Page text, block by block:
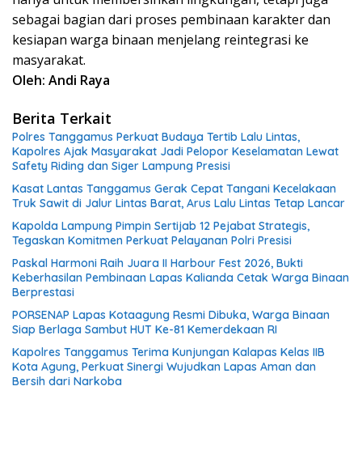
sebagai bagian dari proses pembinaan karakter dan
kesiapan warga binaan menjelang reintegrasi ke
masyarakat.
Oleh: Andi Raya
Berita Terkait
Polres Tanggamus Perkuat Budaya Tertib Lalu Lintas,
Kapolres Ajak Masyarakat Jadi Pelopor Keselamatan Lewat
Safety Riding dan Siger Lampung Presisi
Kasat Lantas Tanggamus Gerak Cepat Tangani Kecelakaan
Truk Sawit di Jalur Lintas Barat, Arus Lalu Lintas Tetap Lancar
Kapolda Lampung Pimpin Sertijab 12 Pejabat Strategis,
Tegaskan Komitmen Perkuat Pelayanan Polri Presisi
Paskal Harmoni Raih Juara II Harbour Fest 2026, Bukti
Keberhasilan Pembinaan Lapas Kalianda Cetak Warga Binaan
Berprestasi
PORSENAP Lapas Kotaagung Resmi Dibuka, Warga Binaan
Siap Berlaga Sambut HUT Ke-81 Kemerdekaan RI
Kapolres Tanggamus Terima Kunjungan Kalapas Kelas IIB
Kota Agung, Perkuat Sinergi Wujudkan Lapas Aman dan
Bersih dari Narkoba